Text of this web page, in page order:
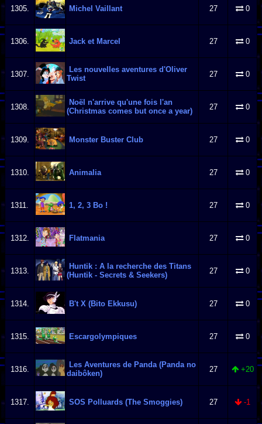
1305. Michel Vaillant 27 0
1306. Jack et Marcel 27 0
1307.
Les nouvelles aventures d'Oliver
Twist
27 0
1308.
Noël n'arrive qu'une fois l'an
(Christmas comes but once a year)
27 0
1309. Monster Buster Club 27 0
1310. Animalia 27 0
1311. 1, 2, 3 Bo ! 27 0
1312. Flatmania 27 0
1313.
Huntik : A la recherche des Titans
(Huntik - Secrets & Seekers)
27 0
1314. B't X (Bito Ekkusu) 27 0
1315. Escargolympiques 27 0
1316.
Les Aventures de Panda (Panda no
daibôken)
27 +20
1317. SOS Polluards (The Smoggies) 27 -1